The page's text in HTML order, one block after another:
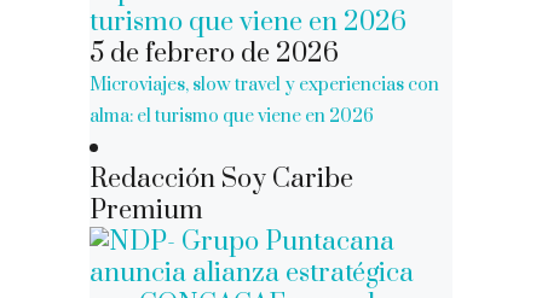
5 de febrero de 2026
Microviajes, slow travel y experiencias con
alma: el turismo que viene en 2026
Redacción Soy Caribe
Premium